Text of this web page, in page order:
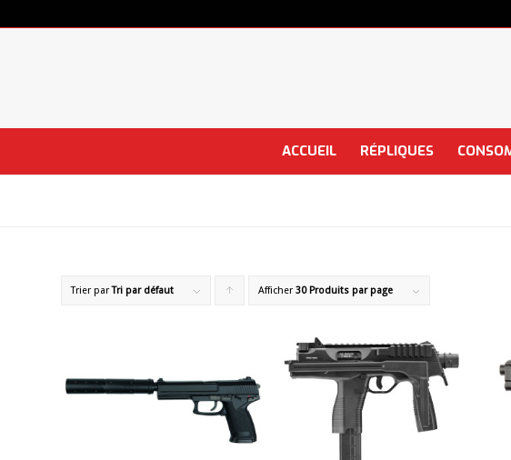
ACCUEIL RÉPLIQUES
Trier parTri par défaut Cliquer
produits
Afficher30 Produits par page